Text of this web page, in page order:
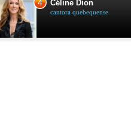
4 Céline Dion
cantora quebequense